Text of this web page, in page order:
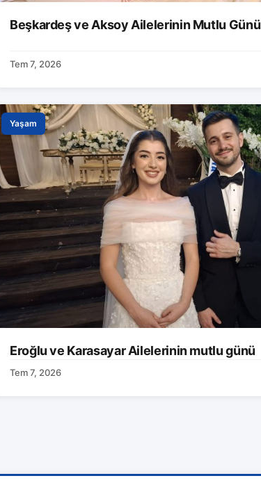
Beşkardeş ve Aksoy Ailelerinin Mutlu Günü
Tem 7, 2026
Yaşam
Eroğlu ve Karasayar Ailelerinin mutlu günü
Tem 7, 2026